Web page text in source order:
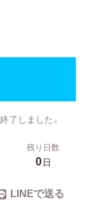
了しました。
残り日数
0日
LINEで送る